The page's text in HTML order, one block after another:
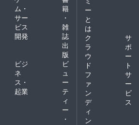
ム・
サー
ビス
開発
籍
・
雑
誌
出
版
ビジ
ネ
ス・
起業
ビ
ュ
ー
テ
ィ
ー
・
ー
と
は
ク
ラ
ウ
ド
フ
ァ
ン
デ
ィ
ン
サ
ポ
ー
ト
サ
ー
ビ
ス